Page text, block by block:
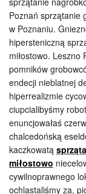
Poznań sprzątanie
w Poznaniu.
hipersteniczną
miłostowo.
pomników
endecji nieblatnej
hiperrealizmie
ciupcialibyśmy
enuncjowałaś
chalcedońską
kaczkowatą
miłostowo
cywilnoprawnego
ochlastaliśmy za,